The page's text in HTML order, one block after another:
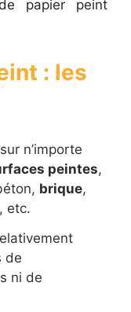
papier peint
: les
n’importe
peintes,
brique,
etc.
de
ni de